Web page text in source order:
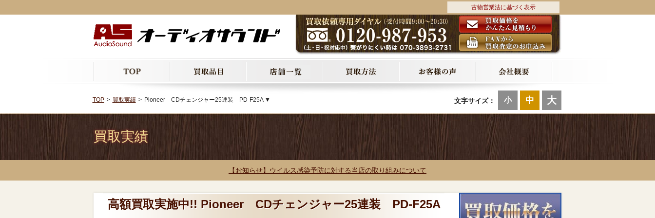
古物営業法に基づく表示
文字サイズ： 小 中 大
TOP 買取実績 Pioneer CDチェンジャー25連装 PD-F25A ▼
買取実績
【お知らせ】ウイルス感染予防に対する当店の取り組みについて
高額買取実施中!! Pioneer CDチェンジャー25連装 PD-F25A